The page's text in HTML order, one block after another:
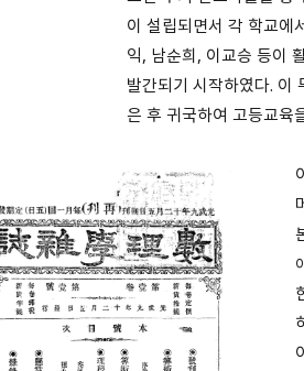
이 설립되면서 각 학교에
익, 남순희, 이교승 등이
발간되기 시작하였다. 이
은 후 귀국하여 고등교육